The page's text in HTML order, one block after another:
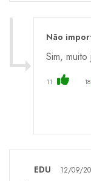
Não
Sim,
11 18
EDU 12/09/